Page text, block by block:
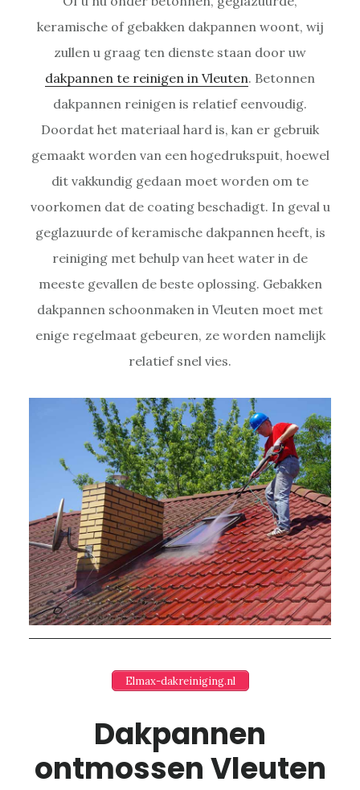
keramische of gebakken dakpannen woont, wij
zullen u graag ten dienste staan door uw
dakpannen te reinigen in Vleuten. Betonnen
dakpannen reinigen is relatief eenvoudig.
Doordat het materiaal hard is, kan er gebruik
gemaakt worden van een hogedrukspuit, hoewel
dit vakkundig gedaan moet worden om te
voorkomen dat de coating beschadigt. In geval u
geglazuurde of keramische dakpannen heeft, is
reiniging met behulp van heet water in de
meeste gevallen de beste oplossing. Gebakken
dakpannen schoonmaken in Vleuten moet met
enige regelmaat gebeuren, ze worden namelijk
relatief snel vies.
Elmax-dakreiniging.nl
Dakpannen
ontmossen Vleuten